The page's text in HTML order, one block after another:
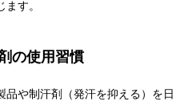
す。
の使用習慣
や制汗剤（発汗を抑える）を日